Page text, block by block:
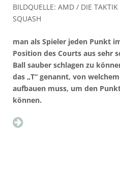
BILDQUELLE: AMD / DIE TAKTIK
SQUASH
man als Spieler jeden Punkt
Position des Courts aus sehr
Ball sauber schlagen zu
das „T“ genannt, von
aufbauen muss, um den
können.